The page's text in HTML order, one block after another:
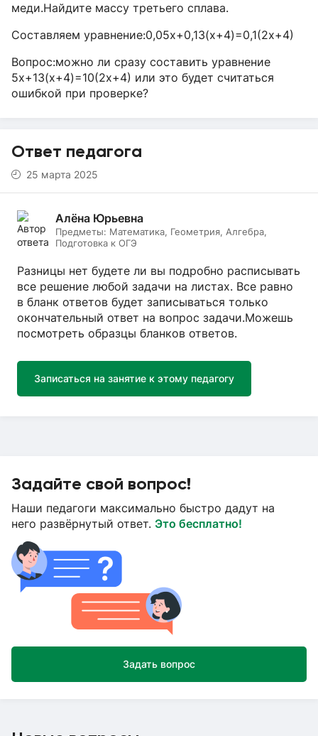
меди.Найдите массу третьего сплава.
Составляем уравнение:0,05х+0,13(х+4)=0,1(2х+4)
Вопрос:можно ли сразу составить уравнение
5х+13(х+4)=10(2х+4) или это будет считаться
ошибкой при проверке?
Ответ педагога
25 марта 2025
Алёна Юрьевна
Предметы: Математика, Геометрия, Алгебра,
Подготовка к ОГЭ
Разницы нет будете ли вы подробно расписывать
все решение любой задачи на листах. Все равно
в бланк ответов будет записываться только
окончательный ответ на вопрос задачи.Можешь
посмотреть образцы бланков ответов.
Записаться на занятие к этому педагогу
Задайте свой вопрос!
Наши педагоги максимально быстро дадут на
него развёрнутый ответ. Это бесплатно!
Задать вопрос